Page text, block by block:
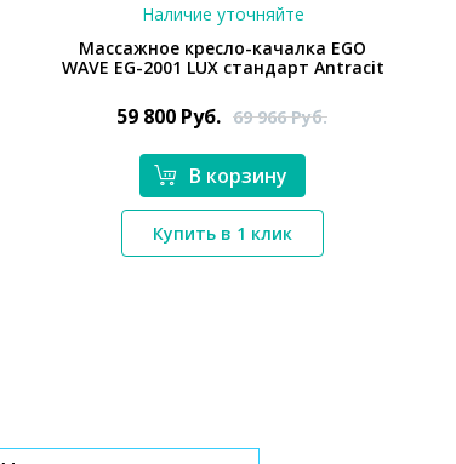
*}
Наличие уточняйте
Массажное кресло-качалка EGO
WAVE EG-2001 LUX стандарт Antracit
59 800 Руб. 69 966Руб.
В корзину
Купить в 1 клик